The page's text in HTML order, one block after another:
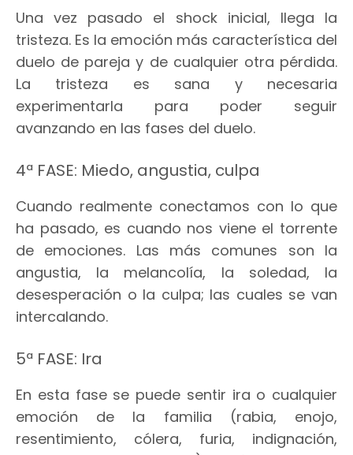
Una vez pasado el shock inicial, llega la
tristeza. Es la emoción más característica del
duelo de pareja y de cualquier otra pérdida.
La tristeza es sana y necesaria
experimentarla para poder seguir
avanzando en las fases del duelo.
4ª FASE: Miedo, angustia, culpa
Cuando realmente conectamos con lo que
ha pasado, es cuando nos viene el torrente
de emociones. Las más comunes son la
angustia, la melancolía, la soledad, la
desesperación o la culpa; las cuales se van
intercalando.
5ª FASE: Ira
En esta fase se puede sentir ira o cualquier
emoción de la familia (rabia, enojo,
resentimiento, cólera, furia, indignación,